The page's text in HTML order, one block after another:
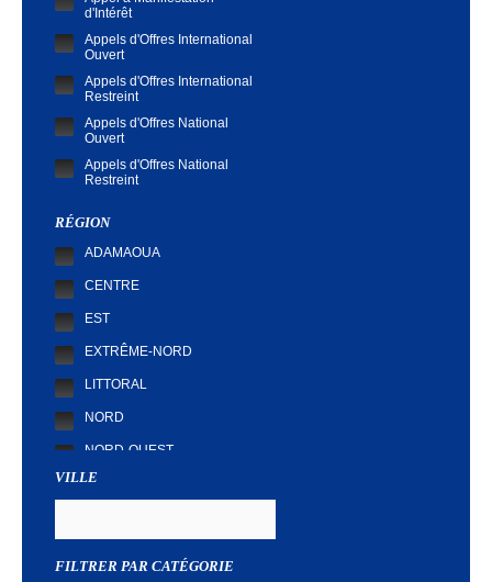
d'Intérêt
Appels d'Offres International
Ouvert
Appels d'Offres International
Restreint
Appels d'Offres National
Ouvert
Appels d'Offres National
Restreint
RÉGION
ADAMAOUA
CENTRE
EST
EXTRÊME-NORD
LITTORAL
NORD
NORD-OUEST
SUD
VILLE
FILTRER PAR CATÉGORIE